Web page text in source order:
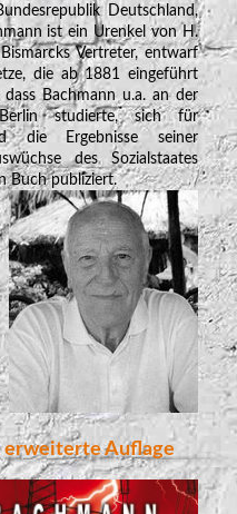
Deutschland,
ist ein Urenkel von H.
Vertreter, entwarf
die ab 1881 eingeführt
Bachmann u.a. an der
studierte, sich für
die Ergebnisse seiner
des Sozialstaates
Buch publiziert.
erweiterte Auflage